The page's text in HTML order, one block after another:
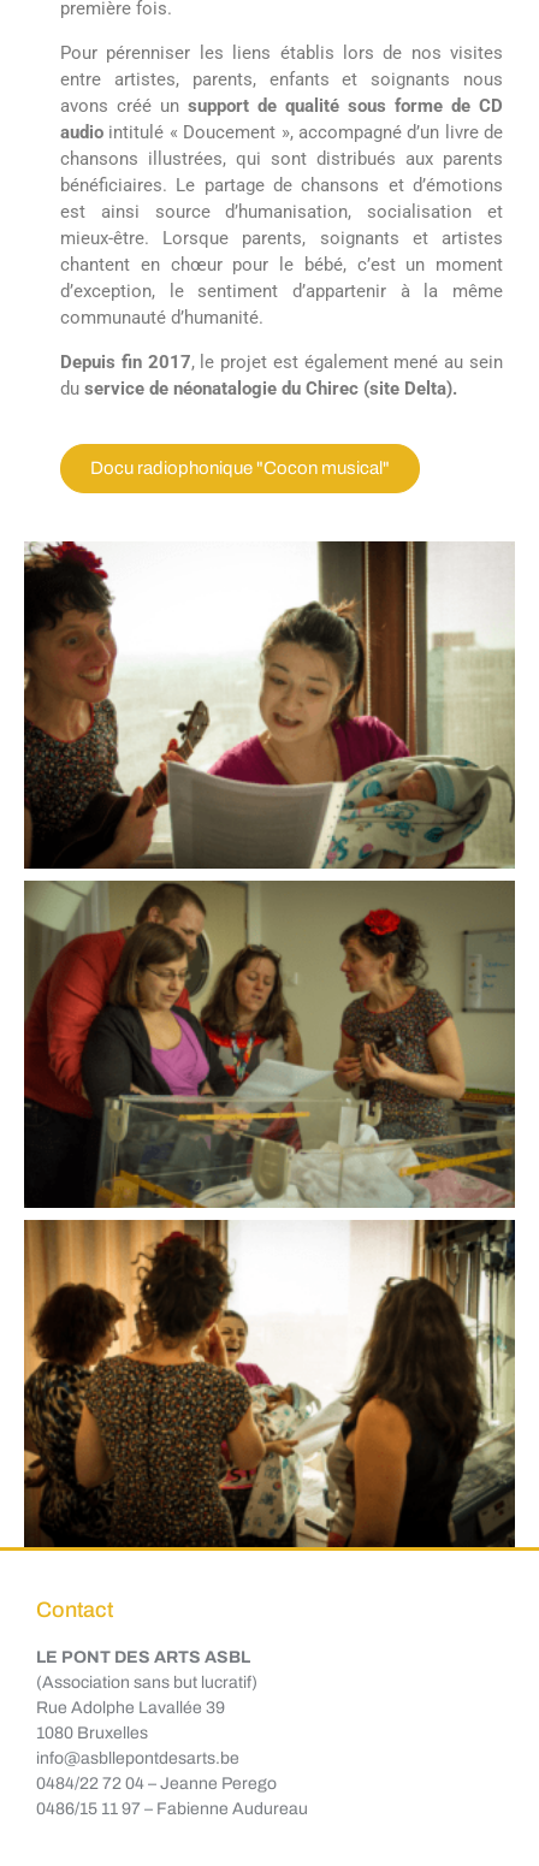
première fois.
Pour pérenniser les liens établis lors de nos visites
entre artistes, parents, enfants et soignants nous
avons créé un support de qualité sous forme de CD
audio intitulé « Doucement », accompagné d’un livre de
chansons illustrées, qui sont distribués aux parents
bénéficiaires. Le partage de chansons et d’émotions
est ainsi source d’humanisation, socialisation et
mieux-être. Lorsque parents, soignants et artistes
chantent en chœur pour le bébé, c’est un moment
d’exception, le sentiment d’appartenir à la même
communauté d’humanité.
Depuis fin 2017, le projet est également mené au sein
du service de néonatalogie du Chirec (site Delta).
Docu radiophonique "Cocon musical"
Contact
LE PONT DES ARTS ASBL
(Association sans but lucratif)
Rue Adolphe Lavallée 39
1080 Bruxelles
info@asbllepontdesarts.be
0484/22 72 04 – Jeanne Perego
0486/15 11 97 – Fabienne Audureau